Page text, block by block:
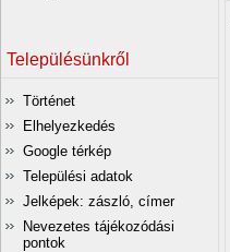
Településünkről
Történet
Elhelyezkedés
Google térkép
Települési adatok
Jelképek: zászló, címer
Nevezetes tájékozódási
pontok